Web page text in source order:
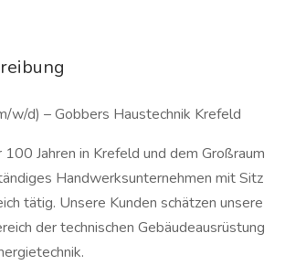
w/d) – Gobbers Haustechnik Krefeld
Jahren in Krefeld und dem Großraum
Handwerksunternehmen mit Sitz
tätig. Unsere Kunden schätzen unsere
der technischen Gebäudeausrüstung